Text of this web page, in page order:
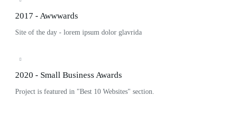
2017 - Awwwards
Site of the day - lorem ipsum dolor glavrida
2020 - Small Business Awards
Project is featured in "Best 10 Websites" section.